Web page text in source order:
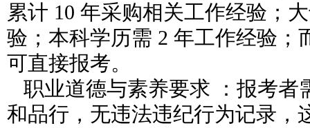
累计 10 年采购相关工作经验；
验；本科学历需 2 年工作经验；
可直接报考。
职业道德与素养要求 ：报考者
和品行，无违法违纪行为记录，